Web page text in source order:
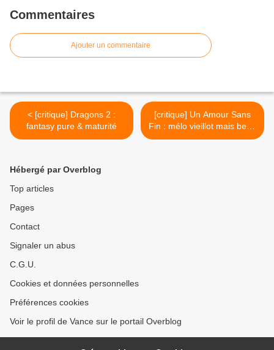
Commentaires
Ajouter un commentaire
< [critique] Dragons 2 :
fantasy pure & maturité
[critique] Un Amour Sans
Fin : mélo vieillot mais beau
>
Hébergé par Overblog
Top articles
Pages
Contact
Signaler un abus
C.G.U.
Cookies et données personnelles
Préférences cookies
Voir le profil de Vance sur le portail Overblog